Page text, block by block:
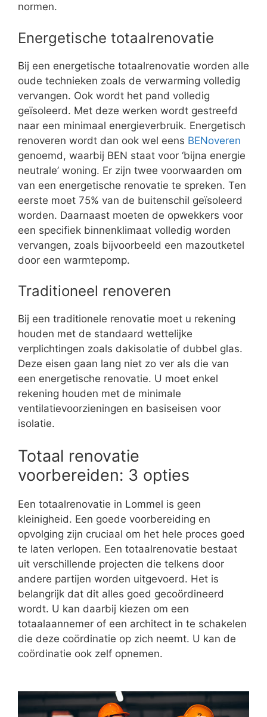
normen.
Energetische totaalrenovatie
Bij een energetische totaalrenovatie worden alle
oude technieken zoals de verwarming volledig
vervangen. Ook wordt het pand volledig
geïsoleerd. Met deze werken wordt gestreefd
naar een minimaal energieverbruik. Energetisch
renoveren wordt dan ook wel eens BENoveren
genoemd, waarbij BEN staat voor ‘bijna energie
neutrale’ woning. Er zijn twee voorwaarden om
van een energetische renovatie te spreken. Ten
eerste moet 75% van de buitenschil geïsoleerd
worden. Daarnaast moeten de opwekkers voor
een specifiek binnenklimaat volledig worden
vervangen, zoals bijvoorbeeld een mazoutketel
door een warmtepomp.
Traditioneel renoveren
Bij een traditionele renovatie moet u rekening
houden met de standaard wettelijke
verplichtingen zoals dakisolatie of dubbel glas.
Deze eisen gaan lang niet zo ver als die van
een energetische renovatie. U moet enkel
rekening houden met de minimale
ventilatievoorzieningen en basiseisen voor
isolatie.
Totaal renovatie
voorbereiden: 3 opties
Een totaalrenovatie in Lommel is geen
kleinigheid. Een goede voorbereiding en
opvolging zijn cruciaal om het hele proces goed
te laten verlopen. Een totaalrenovatie bestaat
uit verschillende projecten die telkens door
andere partijen worden uitgevoerd. Het is
belangrijk dat dit alles goed gecoördineerd
wordt. U kan daarbij kiezen om een
totaalaannemer of een architect in te schakelen
die deze coördinatie op zich neemt. U kan de
coördinatie ook zelf opnemen.